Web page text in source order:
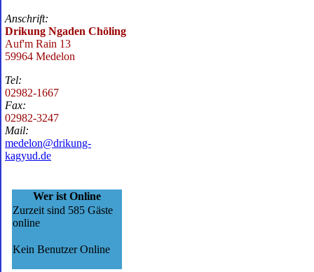
Anschrift:
Drikung Ngaden Chöling
Auf'm Rain 13
59964 Medelon
Tel:
02982-1667
Fax:
02982-3247
Mail:
medelon@drikung-
kagyud.de
Wer ist Online
Zurzeit sind 585 Gäste
online
Kein Benutzer Online